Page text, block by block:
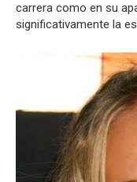
carrera como en su
significativamente la